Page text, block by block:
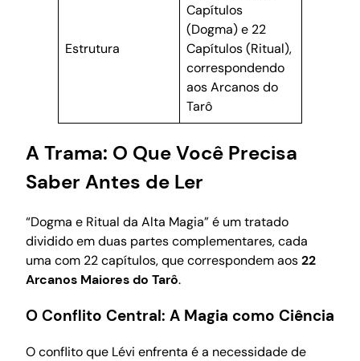
Estrutura
Capítulos
(Dogma) e 22
Capítulos (Ritual),
correspondendo
aos Arcanos do
Tarô
A Trama: O Que Você Precisa
Saber Antes de Ler
“Dogma e Ritual da Alta Magia” é um tratado
dividido em duas partes complementares, cada
uma com 22 capítulos, que correspondem aos22
Arcanos Maiores do Tarô.
O Conflito Central: A Magia como Ciência
O conflito que Lévi enfrenta é a necessidade de